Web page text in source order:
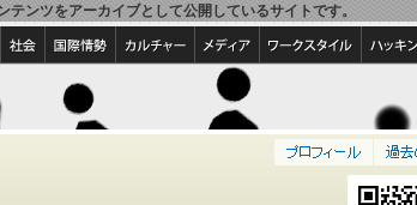
ンツをアーカイブとして公開しているサイトです。